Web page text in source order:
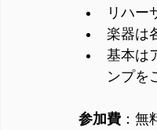
リハー
楽器は
基本は
ンプを
参加費 ：無